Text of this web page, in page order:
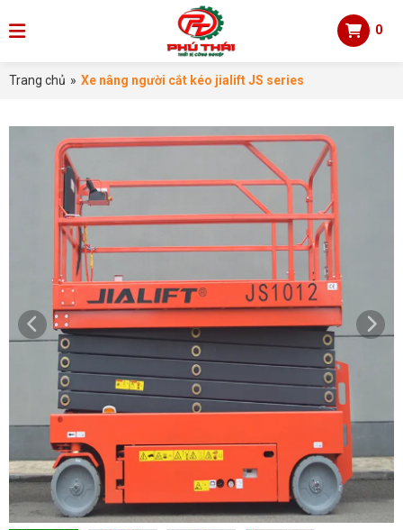
0
Trang chủ » Xe nâng người cắt kéo jialift JS series